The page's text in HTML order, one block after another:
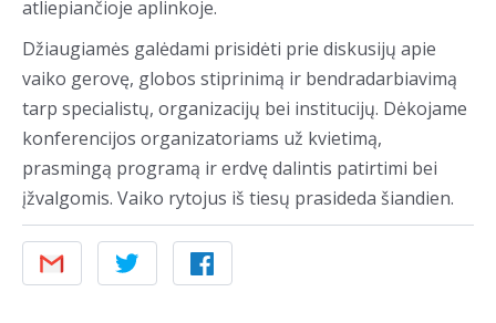
atliepiančioje aplinkoje.
Džiaugiamės galėdami prisidėti prie diskusijų apie
vaiko gerovę, globos stiprinimą ir bendradarbiavimą
tarp specialistų, organizacijų bei institucijų. Dėkojame
konferencijos organizatoriams už kvietimą,
prasmingą programą ir erdvę dalintis patirtimi bei
įžvalgomis. Vaiko rytojus iš tiesų prasideda šiandien.